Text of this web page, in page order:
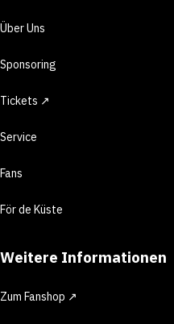
Über Uns
Sponsoring
Tickets ↗
Service
Fans
För de Küste
Weitere Informationen
Zum Fanshop ↗